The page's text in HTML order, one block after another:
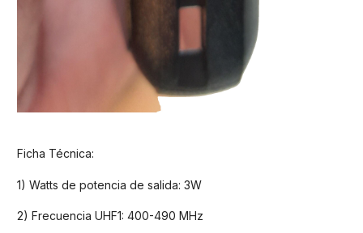
Ficha Técnica:
1) Watts de potencia de salida: 3W
2) Frecuencia UHF1: 400-490 MHz